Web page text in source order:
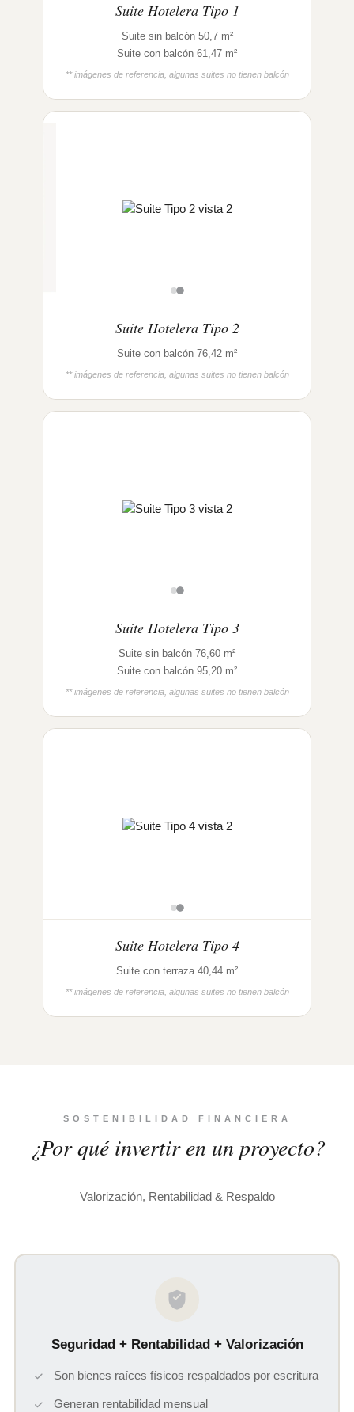
Suite Hotelera Tipo 1
Suite sin balcón 50,7 m²
Suite con balcón 61,47 m²
** imágenes de referencia, algunas suites no tienen balcón
Suite Hotelera Tipo 2
Suite con balcón 76,42 m²
** imágenes de referencia, algunas suites no tienen balcón
Suite Hotelera Tipo 3
Suite sin balcón 76,60 m²
Suite con balcón 95,20 m²
** imágenes de referencia, algunas suites no tienen balcón
Suite Hotelera Tipo 4
Suite con terraza 40,44 m²
** imágenes de referencia, algunas suites no tienen balcón
SOSTENIBILIDAD FINANCIERA
¿Por qué invertir en un proyecto?
Valorización, Rentabilidad & Respaldo
Seguridad + Rentabilidad + Valorización
Son bienes raíces físicos respaldados por escritura
Generan rentabilidad mensual